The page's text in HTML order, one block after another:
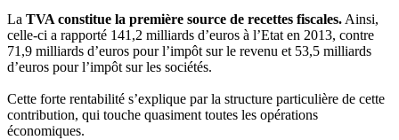
La TVA constitue la première source de recettes fiscales. Ainsi,
celle-ci a rapporté 141,2 milliards d’euros à l’Etat en 2013, contre
71,9 milliards d’euros pour l’impôt sur le revenu et 53,5 milliards
d’euros pour l’impôt sur les sociétés.
Cette forte rentabilité s’explique par la structure particulière de cette
contribution, qui touche quasiment toutes les opérations
économiques.